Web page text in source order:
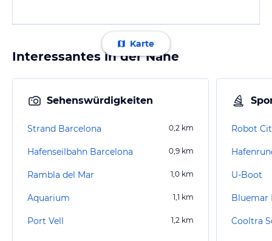
Karte
Interessantes in der Nähe
Sehenswürdigkeiten
Strand Barcelona 0,2 km
Hafenseilbahn Barcelona 0,9 km
Rambla del Mar 1,0 km
Aquarium 1,1 km
Port Vell 1,2 km
Robot
U-Boot
Bluemar